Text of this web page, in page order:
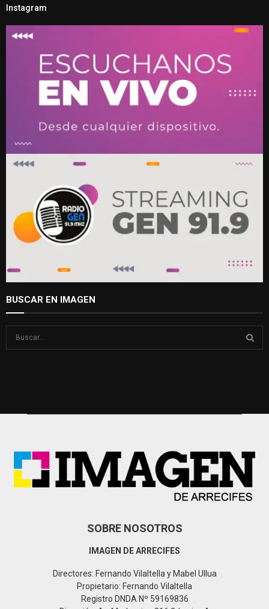
Instagram
BUSCAR EN IMAGEN
SOBRE NOSOTROS
IMAGEN DE ARRECIFES
Directores: Fernando Vilaltella y Mabel Ullua
Propietario: Fernando Vilaltella
Registro DNDA Nº 59169836